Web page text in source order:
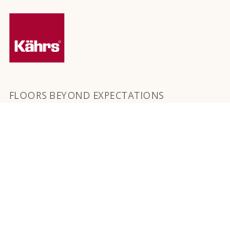
FLOORS BEYOND EXPECTATIONS